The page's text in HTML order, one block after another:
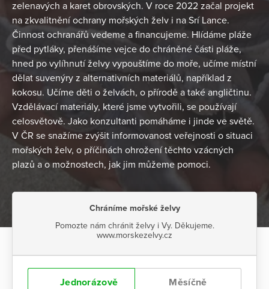
zelenavých a karet obrovských. V roce 2022 začal projekt
na zkvalitnění ochrany mořských želv i na Srí Lance.
Činnost ochranářů vedeme a financujeme. Hlídáme pláže
před pytláky, přenášíme vejce do chráněné části pláže,
hned po vylíhnutí želvy vypouštíme do moře, učíme místní
dělat suvenýry z alternativních materiálů, například z
kokosu. Učíme děti o želvách, o přírodě a také angličtinu.
Vzdělávací materiály, které jsme vytvořili, se používají
celosvětově. Jako konzultanti pomáháme i jinde ve světě.
V ČR se snažíme zvýšit informovanost veřejnosti o situaci
mořských želv, o příčinách ohrožení těchto vzácných
plazů a o možnostech, jak jim můžeme pomoci.
Chráníme mořské želvy
Pomozte nám chránit želvy i Vy. Děkujeme.
www.morskezelvy.cz
Jednorázově Měsíčně